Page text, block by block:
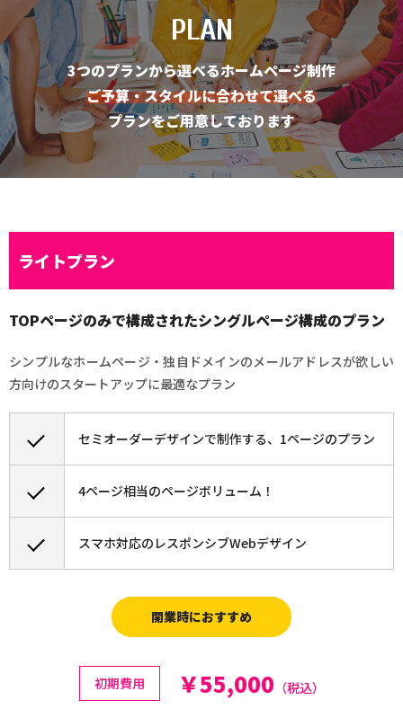
PLAN
3つのプランから選べるホームページ制作
ご予算・スタイルに合わせて選べる
プランをご用意しております
ライトプラン
TOPページのみで構成されたシングルページ構成のプラン
シンプルなホームページ・独自ドメインのメールアドレスが欲しい
方向けのスタートアップに最適なプラン
セミオーダーデザインで制作する、1ページのプラン
4ページ相当のページボリューム！
スマホ対応のレスポンシブWebデザイン
開業時におすすめ
初期費用 ￥55,000 （税込）